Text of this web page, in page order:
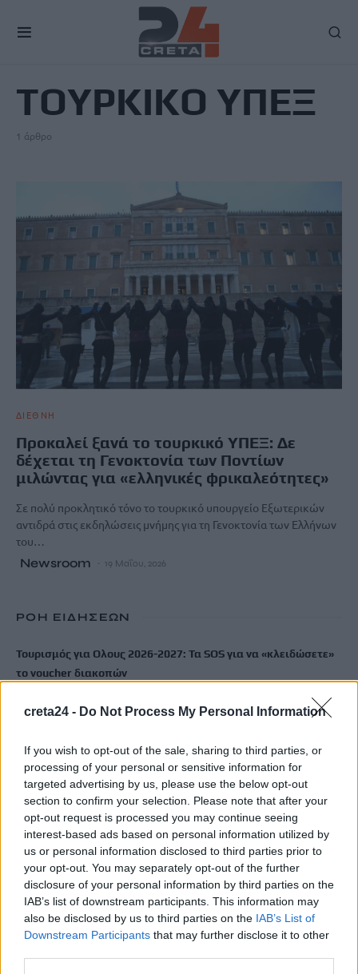
creta24 - Do Not Process My Personal Information
If you wish to opt-out of the sale, sharing to third parties, or
processing of your personal or sensitive information for
targeted advertising by us, please use the below opt-out
section to confirm your selection. Please note that after your
opt-out request is processed you may continue seeing
interest-based ads based on personal information utilized by
us or personal information disclosed to third parties prior to
your opt-out. You may separately opt-out of the further
disclosure of your personal information by third parties on the
IAB’s list of downstream participants. This information may
also be disclosed by us to third parties on the IAB’s List of
Downstream Participants that may further disclose it to other
ΤΟΥΡΚΙΚΟ ΥΠΕΞ
1 άρθρο
ΔΙΕΘΝΗ
Προκαλεί ξανά το τουρκικό ΥΠΕΞ: Δε
δέχεται τη Γενοκτονία των Ποντίων
μιλώντας για «ελληνικές φρικαλεότητες»
Σε πολύ προκλητικό τόνο το τουρκικό υπουργείο Εξωτερικών
αντιδρά στις εκδηλώσεις μνήμης για τη Γενοκτονία των Ελλήνων
του…
Newsroom 19 Μαΐου, 2026
ΡΟΗ ΕΙΔΗΣΕΩΝ
Τουρισμός για Ολους 2026-2027: Τα SOS για να «κλειδώσετε»
το voucher διακοπών
8 Αυγούστου, 2026
Βαρύ πένθος για τον Μέσι: «Έφυγε» από τη ζωή ο πατέρας του
8 Αυγούστου, 2026
Χανιά: Αναστάτωση από φωτιά κοντά σε σπίτια
8 Αυγούστου, 2026
Σε 57χρονη γυναίκα ανήκει η σορός στον Λυκαβηττό